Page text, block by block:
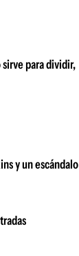
para dividir,
y un escándalo